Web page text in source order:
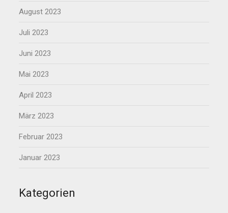
August 2023
Juli 2023
Juni 2023
Mai 2023
April 2023
März 2023
Februar 2023
Januar 2023
Kategorien